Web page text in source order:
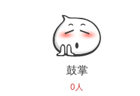
鼓掌
0人